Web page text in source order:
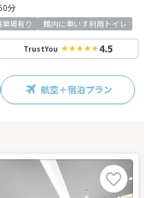
分
車場有り 館内に車いす利用トイレ
TrustYou 4.5
航空＋宿泊プラン